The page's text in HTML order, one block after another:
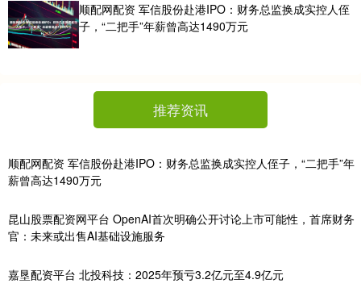
顺配网配资 军信股份赴港IPO：财务总监换成实控人侄
子，“二把手”年薪曾高达1490万元
推荐资讯
顺配网配资 军信股份赴港IPO：财务总监换成实控人侄子，“二把手”年
薪曾高达1490万元
昆山股票配资网平台 OpenAI首次明确公开讨论上市可能性，首席财务
官：未来或出售AI基础设施服务
嘉垦配资平台 北投科技：2025年预亏3.2亿元至4.9亿元